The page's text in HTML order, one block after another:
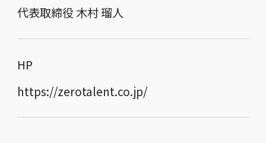
代表取締役 木村 瑠人
HP
https://zerotalent.co.jp/